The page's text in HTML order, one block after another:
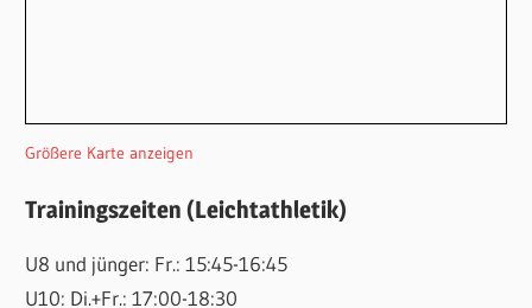
Größere Karte anzeigen
Trainingszeiten (Leichtathletik)
U8 und jünger: Fr.: 15:45-16:45
U10: Di.+Fr.: 17:00-18:30